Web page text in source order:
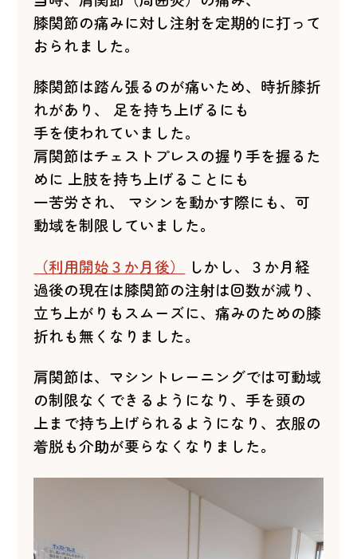
膝関節の痛みに対し注射を定期的に打って
おられました。
膝関節は踏ん張るのが痛いため、時折膝折
れがあり、 足を持ち上げるにも
手を使われていました。
肩関節はチェストプレスの握り手を握るた
めに 上肢を持ち上げることにも
一苦労され、 マシンを動かす際にも、可
動域を制限していました。
（利用開始３か月後）
しかし、３か月経
過後の現在は膝関節の注射は回数が減り、
立ち上がりもスムーズに、痛みのための膝
折れも無くなりました。
肩関節は、マシントレーニングでは可動域
の制限なくできるようになり、手を頭の
上まで持ち上げられるようになり、衣服の
着脱も介助が要らなくなりました。